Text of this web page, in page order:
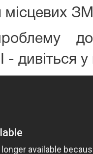
місцевих
дивіться у